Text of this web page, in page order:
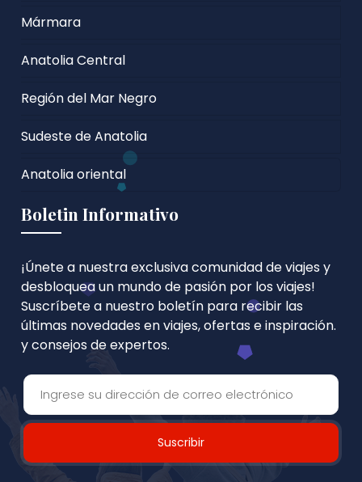
Mármara
Anatolia Central
Región del Mar Negro
Sudeste de Anatolia
Anatolia oriental
Boletin Informativo
¡Únete a nuestra exclusiva comunidad de viajes y
desbloquea un mundo de pasión por los viajes!
Suscríbete a nuestro boletín para recibir las
últimas novedades en viajes, ofertas e inspiración.
y consejos de expertos.
Suscribir